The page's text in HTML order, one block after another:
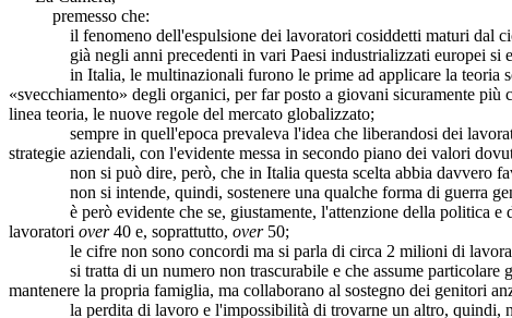
premesso che:
il fenomeno dell'espulsione dei lavoratori cosiddetti maturi dal ciclo
già negli anni precedenti in vari Paesi industrializzati europei si
in Italia, le multinazionali furono le prime ad applicare la teoria
«svecchiamento» degli organici, per far posto a giovani sicuramente
linea teoria, le nuove regole del mercato globalizzato;
sempre in quell'epoca prevaleva l'idea che liberandosi dei
strategie aziendali, con l'evidente messa in secondo piano dei valori
non si può dire, però, che in Italia questa scelta abbia davvero
non si intende, quindi, sostenere una qualche forma di guerra
è però evidente che se, giustamente, l'attenzione della politica e
lavoratori over40 e, soprattutto, over50;
le cifre non sono concordi ma si parla di circa 2 milioni di
si tratta di un numero non trascurabile e che assume particolare
mantenere la propria famiglia, ma collaborano al sostegno dei genitori
la perdita di lavoro e l'impossibilità di trovarne un altro, quindi, non